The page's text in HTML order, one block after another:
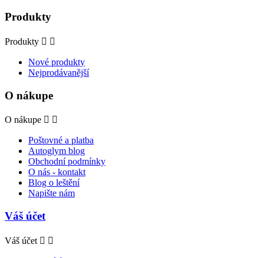
Produkty
Produkty  
Nové produkty
Nejprodávanější
O nákupe
O nákupe  
Poštovné a platba
Autoglym blog
Obchodní podmínky
O nás - kontakt
Blog o leštění
Napište nám
Váš účet
Váš účet  